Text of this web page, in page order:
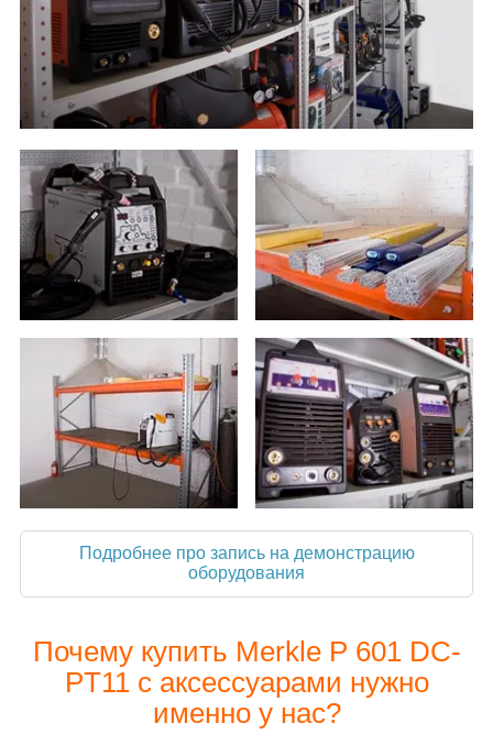
Подробнее про запись на демонстрацию
оборудования
Почему купить Merkle P 601 DC-
PT11 с аксессуарами нужно
именно у нас?